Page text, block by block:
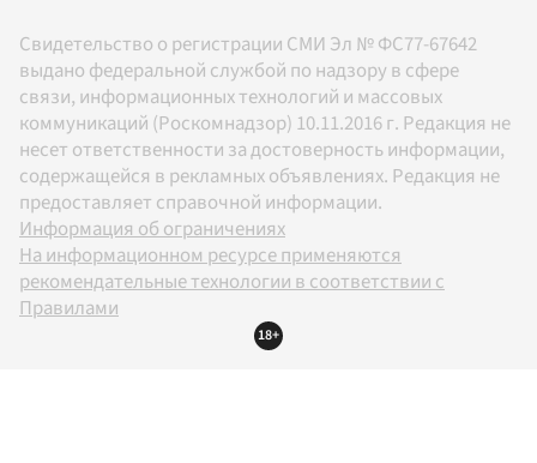
Свидетельство о регистрации СМИ Эл № ФС77-67642
выдано федеральной службой по надзору в сфере
связи, информационных технологий и массовых
коммуникаций (Роскомнадзор) 10.11.2016 г. Редакция не
несет ответственности за достоверность информации,
содержащейся в рекламных объявлениях. Редакция не
предоставляет справочной информации.
Информация об ограничениях
На информационном ресурсе применяются
рекомендательные технологии в соответствии с
Правилами
18+